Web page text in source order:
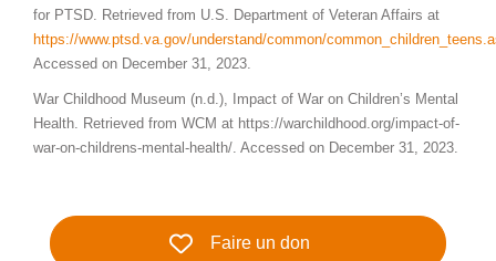
for PTSD. Retrieved from U.S. Department of Veteran Affairs at
https://www.ptsd.va.gov/understand/common/
Accessed on December 31, 2023.
War Childhood Museum (n.d.), Impact of War on Children’s Mental
Health. Retrieved from WCM at https://warchildhood.org/impact-of-
war-on-childrens-mental-health/. Accessed on December 31, 2023.
Faire un don